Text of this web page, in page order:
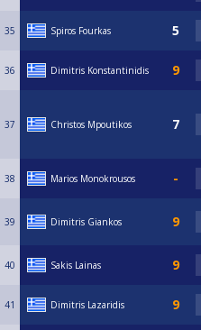
35 Spiros Fourkas
36 Dimitris Konstantinidis
37 Christos Mpoutikos
38 Marios Monokrousos
39 Dimitris Giankos
40 Sakis Lainas
41 Dimitris Lazaridis